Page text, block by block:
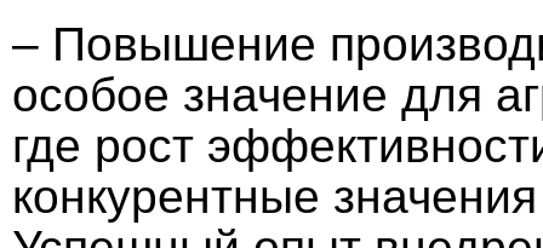
– Повышение
особое значение для
где рост
конкурентные